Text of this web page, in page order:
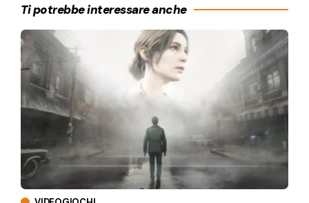
Ti potrebbe interessare anche